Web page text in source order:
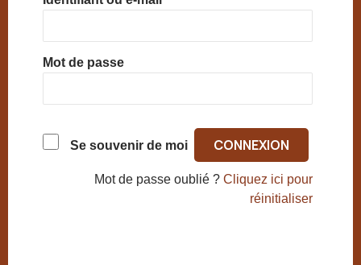
Mot de passe
Se souvenir de moi
Mot de passe oublié ?Cliquez ici pour
réinitialiser